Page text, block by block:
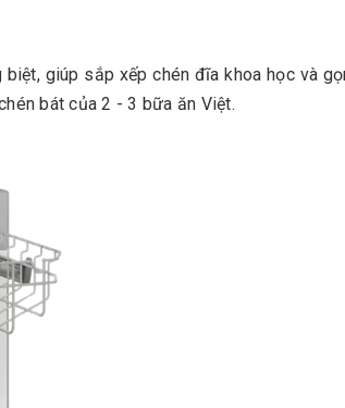
giúp sắp xếp chén đĩa khoa học và
bát của 2 - 3 bữa ăn Việt.